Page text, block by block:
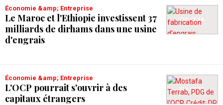
Économie &amp; Entreprise
Le Maroc et l'Ethiopie investissent 37
milliards de dirhams dans une usine
d'engrais
Économie &amp; Entreprise
L'OCP pourrait s'ouvrir à des
capitaux étrangers